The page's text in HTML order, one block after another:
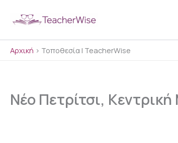
Αρχική > Τοποθεσία | TeacherWise
Νέο Πετρίτσι,